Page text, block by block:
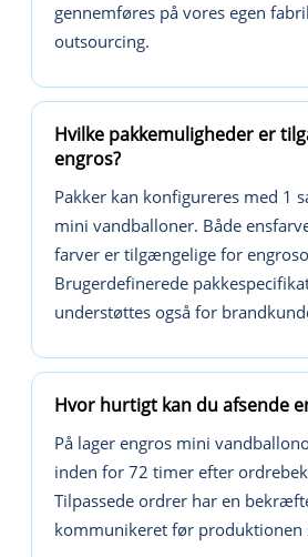
gennemføres på vores egen
outsourcing.
Hvilke pakkemuligheder er
engros?
Pakker kan konfigureres med 1
mini vandballoner. Både
farver er tilgængelige for
Brugerdefinerede
understøttes også for
Hvor hurtigt kan du afsende
På lager engros mini
inden for 72 timer efter
Tilpassede ordrer har en
kommunikeret før produktionen